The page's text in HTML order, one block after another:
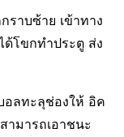
ราบซ้าย เข้าทาง
ด้โขกทำประตู ส่ง
อลทะลุช่องให้ อิค
ามารถเอาชนะ